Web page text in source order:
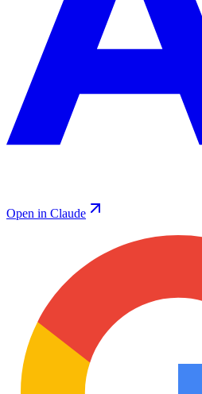
Open in Claude